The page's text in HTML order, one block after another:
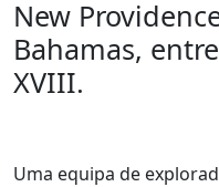
New
Bahamas,
XVIII.
Uma equipa de